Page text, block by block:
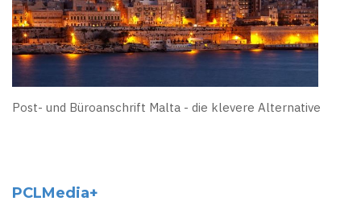
Post- und Büroanschrift Malta - die klevere Alternative
PCLMedia+